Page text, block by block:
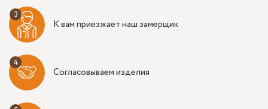
К вам приезжает наш замерщик
Согласовываем изделия